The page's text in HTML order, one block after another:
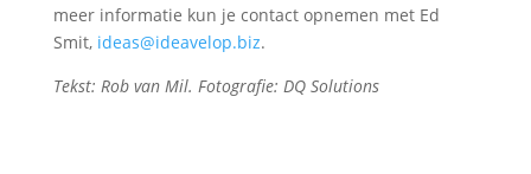
meer informatie kun je contact opnemen met Ed
Smit, ideas@ideavelop.biz.
Tekst: Rob van Mil. Fotografie: DQ Solutions